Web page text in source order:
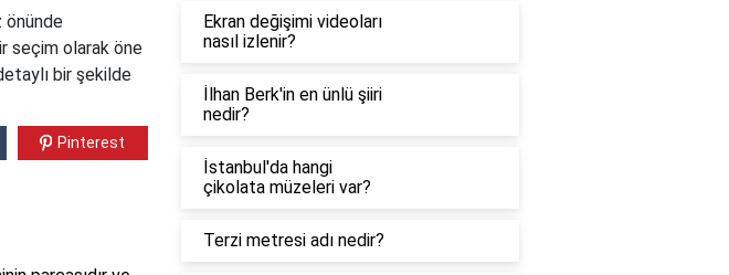
önünde
seçim olarak öne
bir şekilde
Pinterest
Ekran değişimi videoları
nasıl izlenir?
İlhan Berk'in en ünlü şiiri
nedir?
İstanbul'da hangi
çikolata müzeleri var?
Terzi metresi adı nedir?